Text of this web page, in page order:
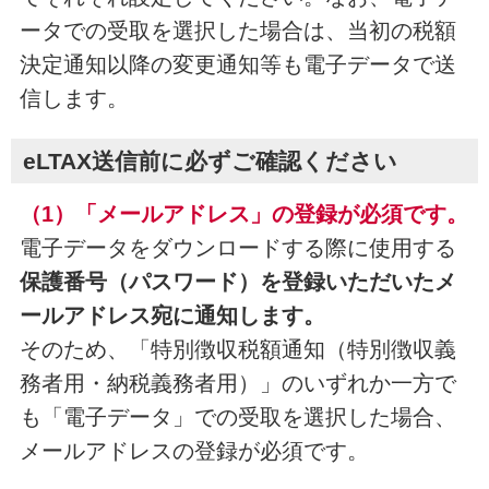
ータでの受取を選択した場合は、当初の税額
決定通知以降の変更通知等も電子データで送
信します。
eLTAX送信前に必ずご確認ください
（1）「メールアドレス」の登録が必須です。
電子データをダウンロードする際に使用する
保護番号（パスワード）を登録いただいたメ
ールアドレス宛に通知します。
そのため、「特別徴収税額通知（特別徴収義
務者用・納税義務者用）」のいずれか一方で
も「電子データ」での受取を選択した場合、
メールアドレスの登録が必須です。